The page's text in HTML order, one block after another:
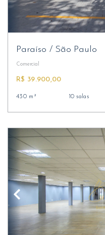
Paraíso / São Paulo
Comercial
R$ 39.900,00
430 m² 10 salas